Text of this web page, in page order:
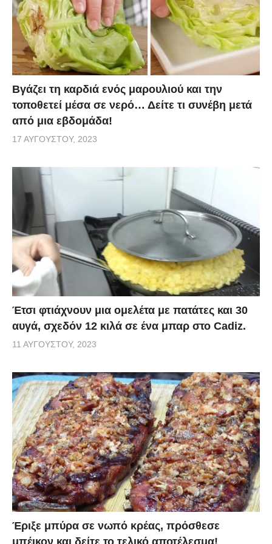
Βγάζει τη καρδιά ενός μαρουλιού και την
τοποθετεί μέσα σε νερό… Δείτε τι συνέβη μετά
από μια εβδομάδα!
17 ΑΥΓΟΎΣΤΟΥ, 2023
Έτσι φτιάχνουν μια ομελέτα με πατάτες και 30
αυγά, σχεδόν 12 κιλά σε ένα μπαρ στο Cadiz.
11 ΑΥΓΟΎΣΤΟΥ, 2023
Έριξε μπύρα σε νωπό κρέας, πρόσθεσε
μπέικον και δείτε το τελικό αποτέλεσμα!